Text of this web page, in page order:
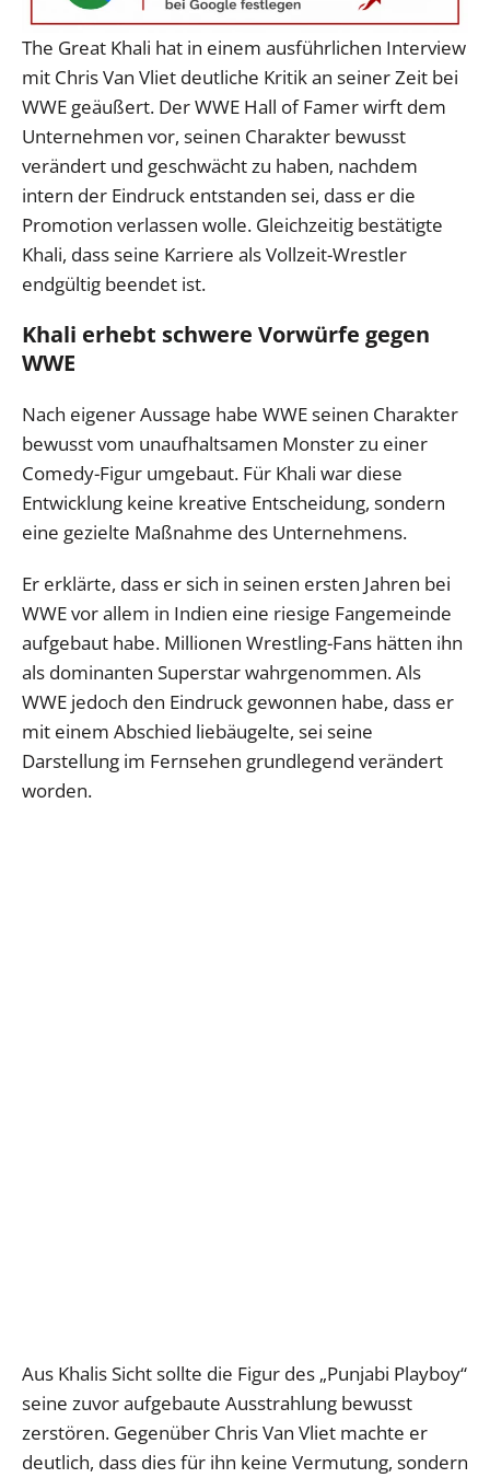
The Great Khali hat in einem ausführlichen Interview
mit Chris Van Vliet deutliche Kritik an seiner Zeit bei
WWE geäußert. Der WWE Hall of Famer wirft dem
Unternehmen vor, seinen Charakter bewusst
verändert und geschwächt zu haben, nachdem
intern der Eindruck entstanden sei, dass er die
Promotion verlassen wolle. Gleichzeitig bestätigte
Khali, dass seine Karriere als Vollzeit-Wrestler
endgültig beendet ist.
Khali erhebt schwere Vorwürfe gegen
WWE
Nach eigener Aussage habe WWE seinen Charakter
bewusst vom unaufhaltsamen Monster zu einer
Comedy-Figur umgebaut. Für Khali war diese
Entwicklung keine kreative Entscheidung, sondern
eine gezielte Maßnahme des Unternehmens.
Er erklärte, dass er sich in seinen ersten Jahren bei
WWE vor allem in Indien eine riesige Fangemeinde
aufgebaut habe. Millionen Wrestling-Fans hätten ihn
als dominanten Superstar wahrgenommen. Als
WWE jedoch den Eindruck gewonnen habe, dass er
mit einem Abschied liebäugelte, sei seine
Darstellung im Fernsehen grundlegend verändert
worden.
Aus Khalis Sicht sollte die Figur des „Punjabi Playboy“
seine zuvor aufgebaute Ausstrahlung bewusst
zerstören. Gegenüber Chris Van Vliet machte er
deutlich, dass dies für ihn keine Vermutung, sondern